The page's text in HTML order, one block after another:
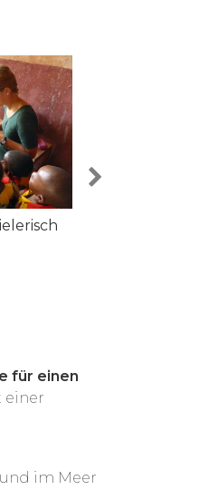
für einen
einer
im Meer